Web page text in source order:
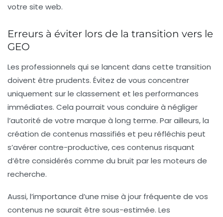
votre site web.
Erreurs à éviter lors de la transition vers le
GEO
Les professionnels qui se lancent dans cette transition
doivent être prudents. Évitez de vous concentrer
uniquement sur le classement et les performances
immédiates. Cela pourrait vous conduire à négliger
l’autorité de votre marque à long terme. Par ailleurs, la
création de contenus massifiés et peu réfléchis peut
s’avérer contre-productive, ces contenus risquant
d’être considérés comme du bruit par les moteurs de
recherche.
Aussi, l’importance d’une mise à jour fréquente de vos
contenus ne saurait être sous-estimée. Les